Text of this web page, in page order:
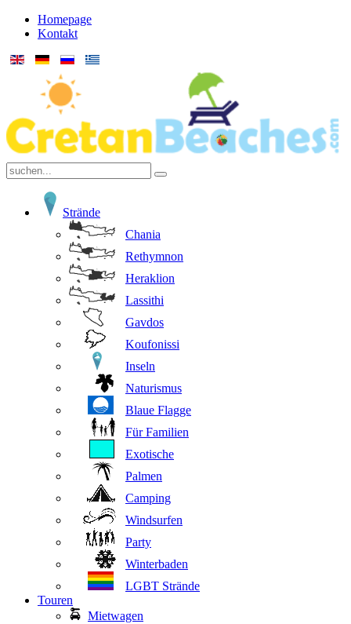
Homepage
Kontakt
Strände
Chania
Rethymnon
Heraklion
Lassithi
Gavdos
Koufonissi
Inseln
Naturismus
Blaue Flagge
Für Familien
Exotische
Palmen
Camping
Windsurfen
Party
Winterbaden
LGBT Strände
Touren
Mietwagen